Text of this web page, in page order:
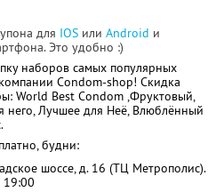
для IOS или Android и
Это удобно :)
наборов самых популярных
Condom-shop! Скидка
World Best Condom ,Фруктовый,
него, Лучшее для Неё, Влюблённый
будни:
шоссе, д. 16 (ТЦ Метрополис).
19:00